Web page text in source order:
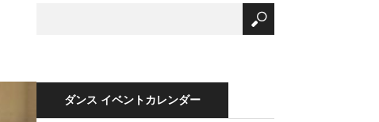
ダンス イベントカレンダー